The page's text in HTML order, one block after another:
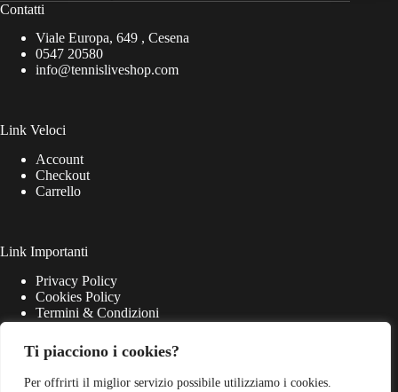
Ti piacciono i cookies?
Per offrirti il miglior servizio possibile utilizziamo i cookies.
Contatti
Viale Europa, 649 , Cesena
0547 20580
info@tennisliveshop.com
Link Veloci
Account
Checkout
Carrello
Link Importanti
Privacy Policy
Cookies Policy
Termini & Condizioni